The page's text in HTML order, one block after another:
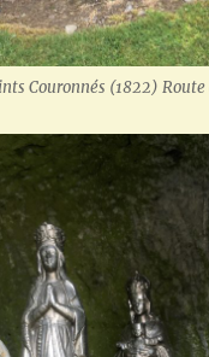
Couronnés (1822)